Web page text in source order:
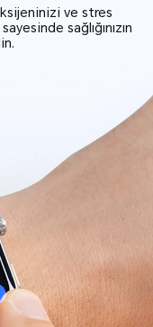
ve stres
sağlığınızın